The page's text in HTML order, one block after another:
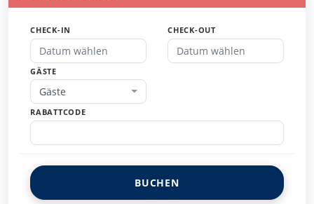
CHECK-IN CHECK-OUT
GÄSTE
Gäste
RABATTCODE
BUCHEN